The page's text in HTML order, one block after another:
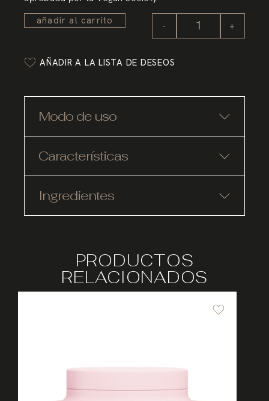
- +
añadir al carrito
AÑADIR A LA LISTA DE DESEOS
Modo de uso
Características
Ingredientes
PRODUCTOS
RELACIONADOS